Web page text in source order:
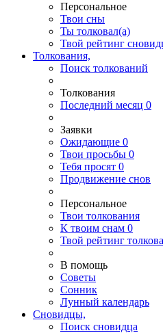
Персональное
Твои сны
Ты толковал(а)
Твой рейтинг
Толкования,
Поиск толкований
Толкования
Последний месяц 0
Заявки
Ожидающие 0
Твои просьбы 0
Тебя просят 0
Продвижение снов
Персональное
Твои толкования
К твоим снам 0
Твой рейтинг
В помощь
Советы
Сонник
Лунный календарь
Сновидцы,
Поиск сновидца